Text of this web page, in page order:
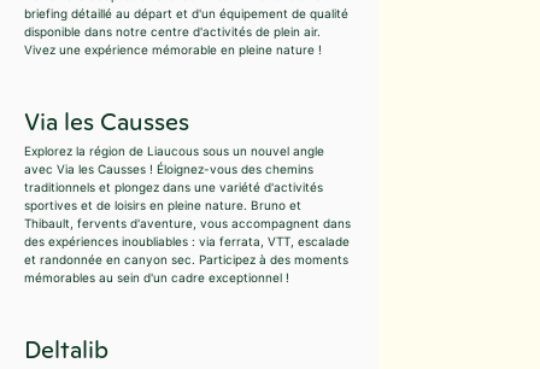
briefing détaillé au départ et d'un équipement de qualité
disponible dans notre centre d'activités de plein air.
Vivez une expérience mémorable en pleine nature !
Via les Causses
Explorez la région de Liaucous sous un nouvel angle
avec Via les Causses ! Éloignez-vous des chemins
traditionnels et plongez dans une variété d'activités
sportives et de loisirs en pleine nature. Bruno et
Thibault, fervents d'aventure, vous accompagnent dans
des expériences inoubliables : via ferrata, VTT, escalade
et randonnée en canyon sec. Participez à des moments
mémorables au sein d'un cadre exceptionnel !
Deltalib